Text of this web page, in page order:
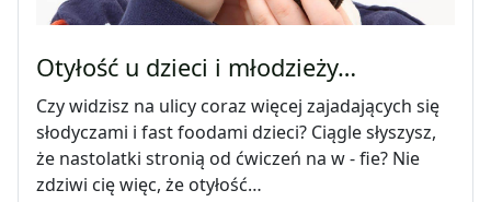
Otyłość u dzieci i młodzieży…
Czy widzisz na ulicy coraz więcej zajadających się
słodyczami i fast foodami dzieci? Ciągle słyszysz,
że nastolatki stronią od ćwiczeń na w - fie? Nie
zdziwi cię więc, że otyłość…